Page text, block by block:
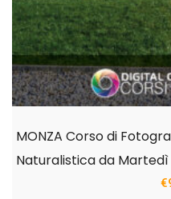
MONZA Corso di
Naturalistica da
€